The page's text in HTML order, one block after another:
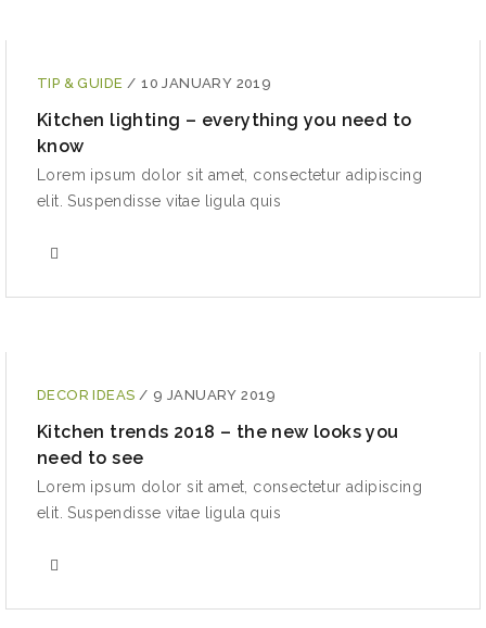
TIP & GUIDE / 10 JANUARY 2019
Kitchen lighting – everything you need to
know
Lorem ipsum dolor sit amet, consectetur adipiscing
elit. Suspendisse vitae ligula quis
DECOR IDEAS / 9 JANUARY 2019
Kitchen trends 2018 – the new looks you
need to see
Lorem ipsum dolor sit amet, consectetur adipiscing
elit. Suspendisse vitae ligula quis